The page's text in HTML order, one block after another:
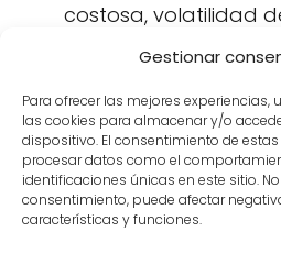
Gestionar
Para ofrecer las mejores
las cookies para almacenar y/o
dispositivo. El consentimiento de
procesar datos como el
identificaciones únicas en este sitio.
consentimiento, puede afectar
características y funciones.
costosa, volatilidad
El gas natural es un
útil, pero no la
sostenibilidad.
Es fundamental
periódicas y
para minimizar